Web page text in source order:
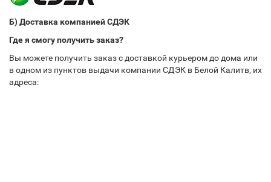
Б) Доставка компанией СДЭК
Где я смогу получить заказ?
Вы можете получить заказ с доставкой курьером до дома или
в одном из пунктов выдачи компании СДЭК в Белой Калитв, их
адреса: